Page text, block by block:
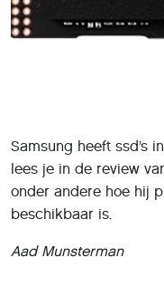
Samsung heeft ssd’s
lees je in de review
onder andere hoe hij
beschikbaar is.
Aad Munsterman